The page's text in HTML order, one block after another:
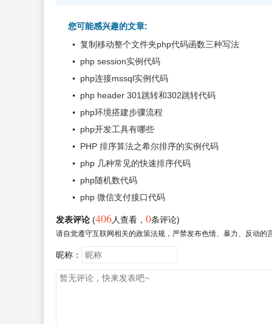
您可能感兴趣的文章:
复制移动整个文件夹php代码函数三种写法
php session实例代码
php连接mssql实例代码
php header 301跳转和302跳转代码
php环境搭建步骤流程
php开发工具有哪些
PHP 排序算法之希尔排序的实例代码
php 几种常见的快速排序代码
php随机数代码
php 微信支付接口代码
发表评论 (406人查看 ， 0条评论)
请自觉遵守互联网相关的政策法规，严禁发布色情、暴力、反动的
昵称：